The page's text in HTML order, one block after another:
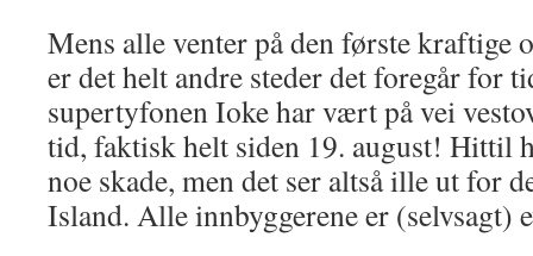
Mens alle venter på den første kraftige
er det helt andre steder det foregår for
supertyfonen Ioke har vært på vei
tid, faktisk helt siden 19. august! Hittil
noe skade, men det ser altså ille ut for
Island. Alle innbyggerene er (selvsagt)